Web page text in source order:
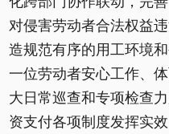
对侵害劳动者合法权益
造规范有序的用工环境
一位劳动者安心工作、
大日常巡查和专项检查
资支付各项制度发挥实